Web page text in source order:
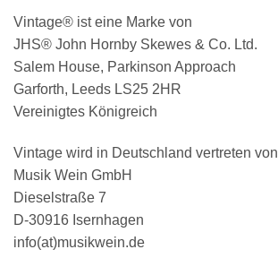
Vintage® ist eine Marke von
JHS® John Hornby Skewes & Co. Ltd.
Salem House, Parkinson Approach
Garforth, Leeds LS25 2HR
Vereinigtes Königreich
Vintage wird in Deutschland vertreten von
Musik Wein GmbH
Dieselstraße 7
D-30916 Isernhagen
info(at)musikwein.de